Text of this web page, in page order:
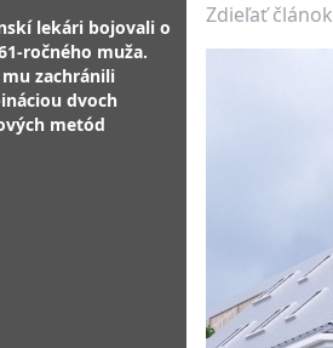
lekári bojovali o
ročného muža.
mu zachránili
dvoch
metód
Zdieľať článok